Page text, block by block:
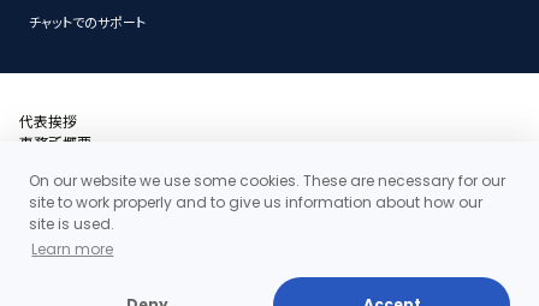
チャットでのサポート
代表挨拶
事務所概要
アクセス・地図
当事務所の料金体系の特徴
お問い合わせ
個人情報保護ポリシー
On our website we use some cookies. These are necessary for our
site to work properly and to give us information about how our
site is used.
Learn more